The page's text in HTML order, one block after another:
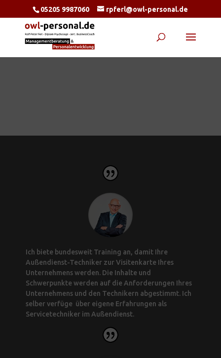
05205 9987060 rpferl@owl-personal.de
Ich biete bundesweit Training an, damit Ihre
Außendienst-Techniker zur Visitenkarte Ihres
Unternehmens werden. Die Inhalte und
Schwerpunkte werden auf die Anforderungen Ihres
Unternehmens und den Technikern abgestimmt. Ich
selber verfüge über eigene Erfahrungen als
Servicetechniker im Außendienst.